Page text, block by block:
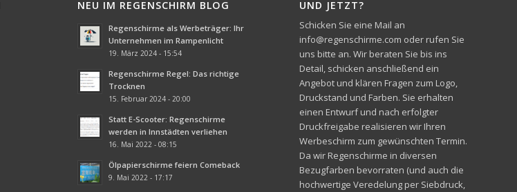
NEU IM REGENSCHIRM BLOG
Regenschirme als Werbeträger: Ihr
Unternehmen im Rampenlicht
19. März 2024 - 15:54
Regenschirme Regel: Das richtige
Trocknen
15. Februar 2024 - 20:00
Statt E-Scooter: Regenschirme
werden in Innstädten verliehen
16. Mai 2022 - 08:15
Ölpapierschirme feiern Comeback
9. Mai 2022 - 17:17
UND JETZT?
Schicken Sie eine Mail an
info@regenschirme.com oder rufen Sie
uns bitte an. Wir beraten Sie bis ins
Detail, schicken anschließend ein
Angebot und klären Fragen zum Logo,
Druckstand und Farben. Sie erhalten
einen Entwurf und nach erfolgter
Druckfreigabe realisieren wir Ihren
Werbeschirm zum gewünschten Termin.
Da wir Regenschirme in diversen
Bezugfarben bevorraten (und auch die
hochwertige Veredelung per Siebdruck,